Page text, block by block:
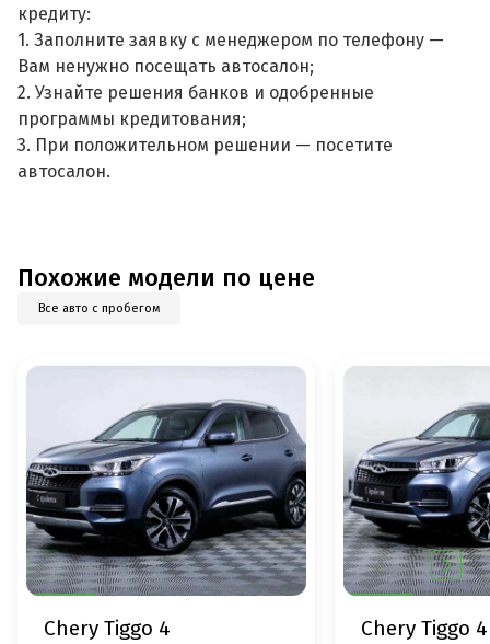
кредиту:
1. Заполните заявку с менеджером по телефону —
Вам ненужно посещать автосалон;
2. Узнайте решения банков и одобренные
программы кредитования;
3. При положительном решении — посетите
автосалон.
Похожие модели по цене
Все авто с пробегом
Chery Tiggo 4 Chery Tiggo 4